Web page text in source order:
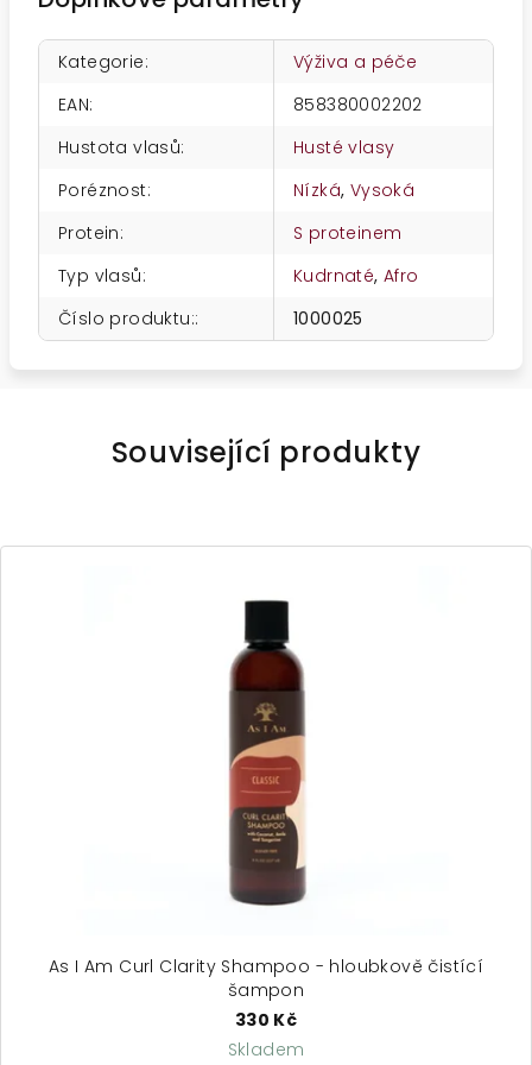
Kategorie:
Výživa a péče
EAN:
858380002202
Hustota vlasů:
Husté vlasy
Poréznost: Nízká, Vysoká
Protein:
S proteinem
Typ vlasů: Kudrnaté,Afro
Číslo produktu:: 1000025
Související produkty
As I Am Curl Clarity Shampoo - hloubkově čistící
šampon
330 Kč
Skladem